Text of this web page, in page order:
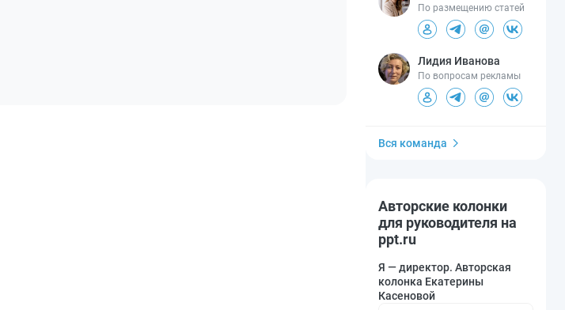
По размещению статей
Лидия Иванова
По вопросам рекламы
Вся команда
Авторские колонки
для руководителя на
ppt.ru
Я — директор. Авторская
колонка Екатерины
Касеновой